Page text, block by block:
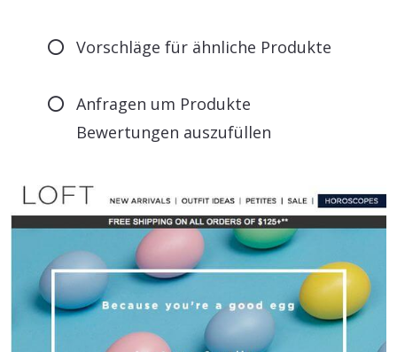
Vorschläge für ähnliche Produkte
Anfragen um Produkte
Bewertungen auszufüllen